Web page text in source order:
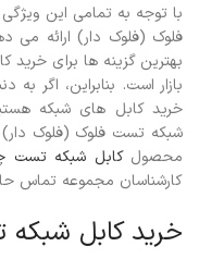
با توجه به تمامی این
فلوک (فلوک دار) ارائه می
بهترین گزینه ها برای
بازار است. بنابراین، اگر
خرید کابل های شبکه
شبکه تست فلوک (فلوک
محصولکابل شبکه تست
کارشناسان مجموعه تماس
خرید کابل